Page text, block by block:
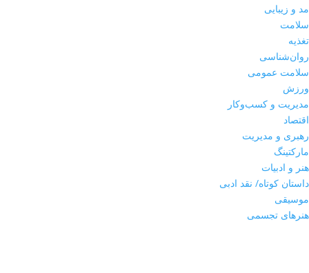
مد و زیبایی
سلامت
تغذیه
روان‌شناسی
سلامت عمومی
ورزش
مدیریت و کسب‌وکار
اقتصاد
رهبری و مدیریت
مارکتینگ
هنر و ادبیات
داستان کوتاه/ نقد ادبی
موسیقی
هنرهای تجسمی